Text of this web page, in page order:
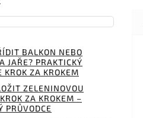
BALKON NEBO
JAŘE? PRAKTICKÝ
KROK ZA KROKEM
ZELENINOVOU
ZA KROKEM –
PRŮVODCE